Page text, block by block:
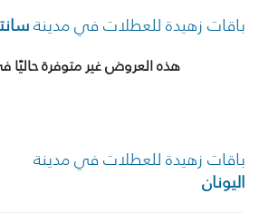
باقات زهيدة للعطلات في مدينة
هذه العروض غير متوفرة
باقات زهيدة للعطلات في مدينة
اليونان